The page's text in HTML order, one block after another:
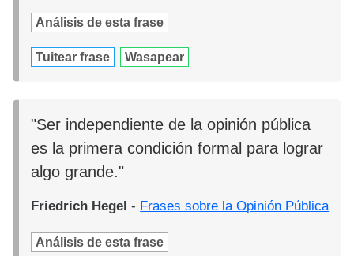
Análisis de esta frase
Tuitear frase Wasapear
"Ser independiente de la opinión pública
es la primera condición formal para lograr
algo grande."
Friedrich Hegel - Frases sobre la Opinión Pública
Análisis de esta frase